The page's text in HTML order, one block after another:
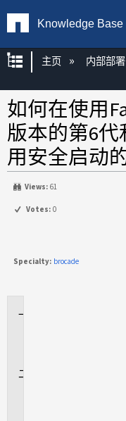
Knowledge Base
扩展/隐缩全
主页 内部部署
如何在使用
版本的第6
用安全启动
Views: 61
Votes: 0
Specialty: brocade